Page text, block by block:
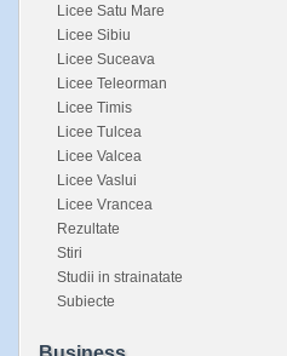
Licee Satu Mare
Licee Sibiu
Licee Suceava
Licee Teleorman
Licee Timis
Licee Tulcea
Licee Valcea
Licee Vaslui
Licee Vrancea
Rezultate
Stiri
Studii in strainatate
Subiecte